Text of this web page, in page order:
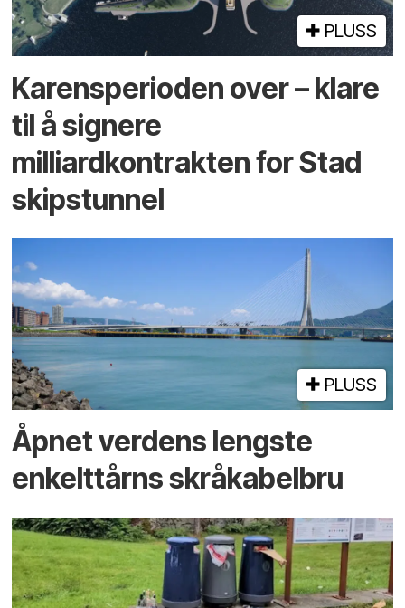
PLUSS
Karensperioden over – klare
til å signere
milliardkontrakten for Stad
skipstunnel
PLUSS
Åpnet verdens lengste
enkelt­tårns skrå­kabel­bru